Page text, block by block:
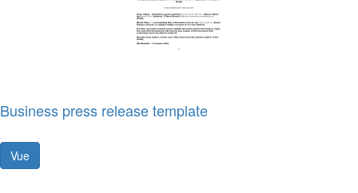
Business press release template
Vue